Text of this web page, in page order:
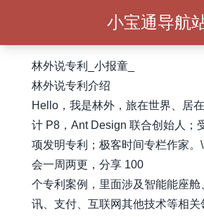
小宝通导航
林外说专利_小报童_
林外说专利介绍
Hello，我是林外，旅在世界、居
计 P8，Ant Design 联合创始人；
项发明专利；极客时间专栏作家。
会一周两更，分享 100
个专利案例，里面涉及智能能座舱
讯、支付、互联网其他技术等相关